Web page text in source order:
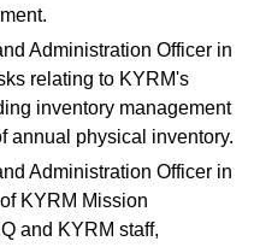
Administration Officer in
relating to KYRM's
inventory management
annual physical inventory.
Administration Officer in
KYRM Mission
and KYRM staff,